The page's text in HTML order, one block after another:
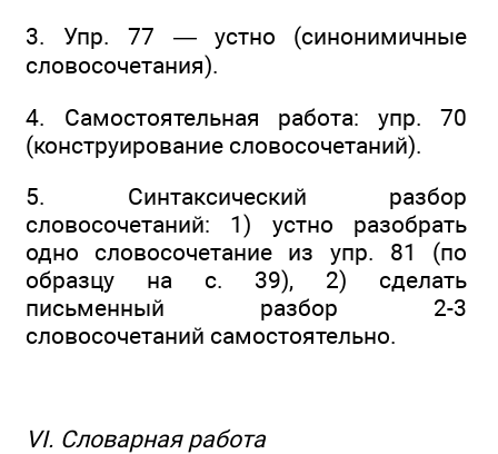
3. Упр. 77 — устно (синонимичные
словосочетания).
4. Самостоятельная работа: упр. 70
(конструирование словосочетаний).
5. Синтаксический разбор
словосочетаний: 1) устно разобрать
одно словосочетание из упр. 81 (по
образцу на с. 39), 2) сделать
письменный разбор 2-3
словосочетаний самостоятельно.
VI. Словарная работа